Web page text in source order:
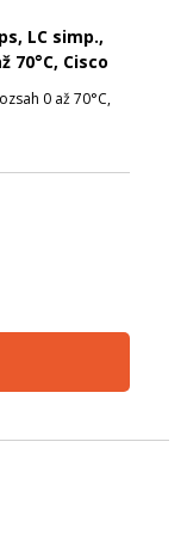
LC simp.,
70°C, Cisco
0 až 70°C,